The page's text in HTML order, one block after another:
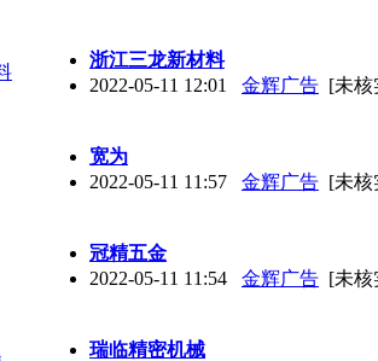
浙江三龙新材料
2022-05-11 12:01
金辉广告 [未核
宽为
2022-05-11 11:57
金辉广告 [未核
冠精五金
2022-05-11 11:54
金辉广告 [未核
瑞临精密机械